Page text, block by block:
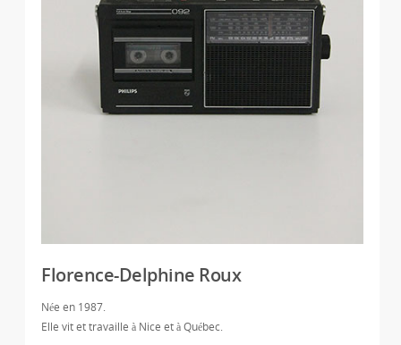
Florence-Delphine Roux
Née en 1987.
Elle vit et travaille à Nice et à Québec.